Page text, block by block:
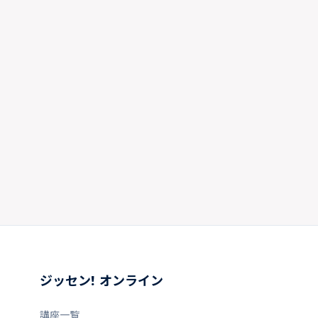
ジッセン! オンライン
講座一覧